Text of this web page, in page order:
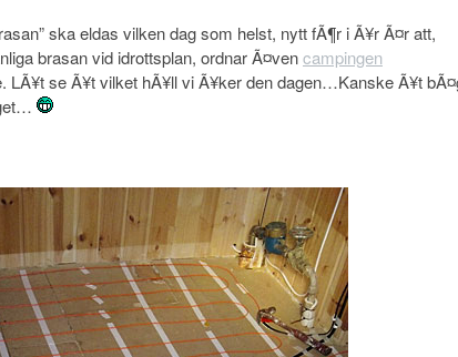
ska eldas vilken dag som helst, nytt fÃ¶r i Ã¥r Ã¤r att,
brasan vid idrottsplan, ordnar Ã¤vencampingen
LÃ¥t se Ã¥t vilket hÃ¥ll vi Ã¥ker den dagen…Kanske Ã¥t